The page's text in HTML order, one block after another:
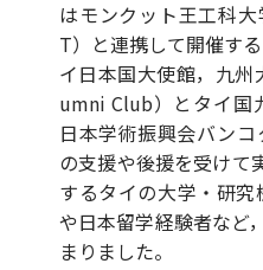
はモンクット王工科
T）と連携して開催す
イ日本国大使館，九
umni Club）とタイ国
日本学術振興会バン
の支援や後援を受けて
するタイの大学・研
や日本留学経験者など
まりました。